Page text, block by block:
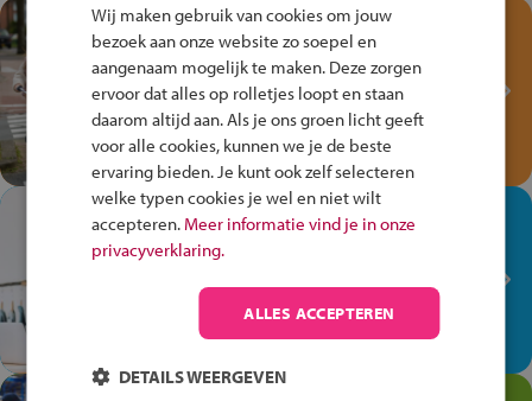
Test je kennis met het
Fiets Veilig
Verkeersspel!
Speel het Fiets Veilig Verkeersspel
en win een Cortina-fiets!
In de winkel ben je op je
plek!
Ontdek via het vmbo jouw talent
op de winkelvloer, waar elke dag
anders is!
Wij maken gebruik van cookies om jouw
bezoek aan onze website zo soepel en
aangenaam mogelijk te maken. Deze zorgen
ervoor dat alles op rolletjes loopt en staan
daarom altijd aan. Als je ons groen licht geeft
voor alle cookies, kunnen we je de beste
ervaring bieden. Je kunt ook zelf selecteren
welke typen cookies je wel en niet wilt
accepteren. Meer informatie vind je in onze
privacyverklaring.
ALLES ACCEPTEREN
DETAILS WEERGEVEN